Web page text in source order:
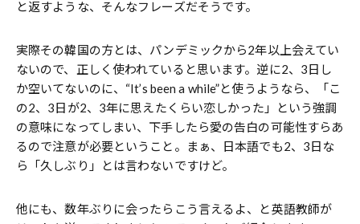
と返すような、そんなフレーズだそうです。
実際その韓国の方とは、パンデミックから2年以上会えてい
ないので、正しく使われていると思います。逆に2、3日し
か空いてないのに、“It’s been a while”と使うようなら、「こ
の2、3日が2、3年に思えたくらい恋しかった」という強調
の意味になってしまい、下手したら愛の告白の可能性すらあ
るので注意が必要ということ。まぁ、日本語でも2、3日な
ら「久しぶり」とは言わないですけど。
他にも、数年ぶりに会ったらこう言えるよ、と英語教師が